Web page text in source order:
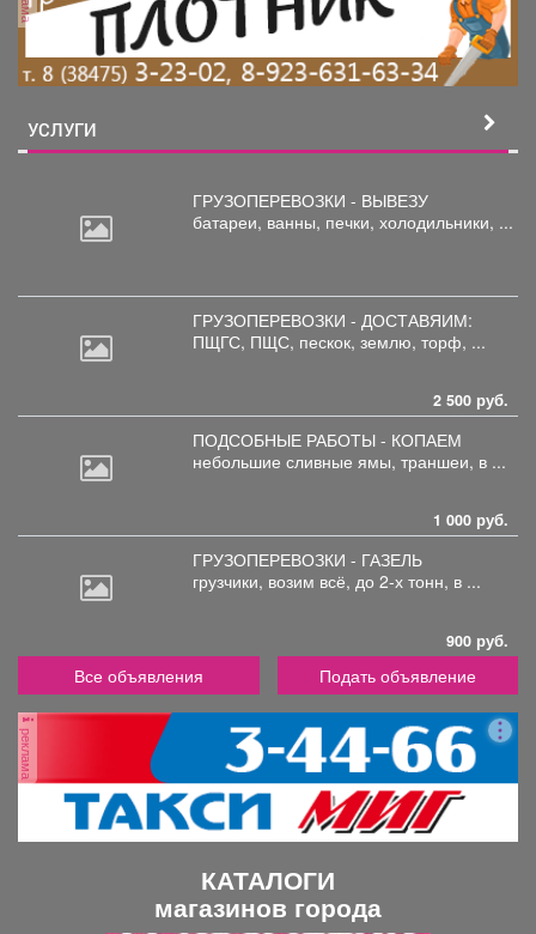
УСЛУГИ
ГРУЗОПЕРЕВОЗКИ - ВЫВЕЗУ
батареи, ванны, печки, холодильники, ...
ГРУЗОПЕРЕВОЗКИ - ДОСТАВЯИМ:
ПЩГС, ПЩС, пескок, землю, торф, ...
2 500 руб.
ПОДСОБНЫЕ РАБОТЫ - КОПАЕМ
небольшие сливные ямы, траншеи, в ...
1 000 руб.
ГРУЗОПЕРЕВОЗКИ - ГАЗЕЛЬ
грузчики, возим всё, до 2-х тонн, в ...
900 руб.
Все объявления Подать объявление
реклама
КАТАЛОГИ
магазинов города